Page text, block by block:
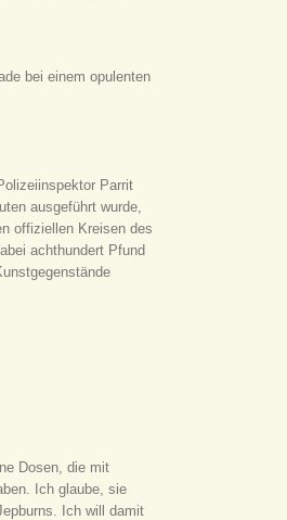
bei einem opulenten
Parrit
ausgeführt wurde,
offiziellen Kreisen des
achthundert Pfund
Dosen, die mit
Ich glaube, sie
Ich will damit